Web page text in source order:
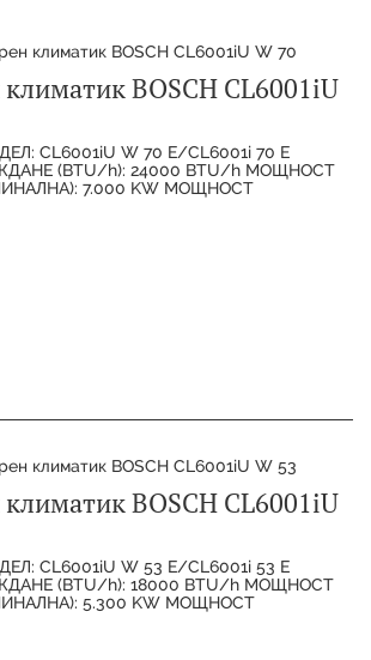
BOSCH CL6001iU
CL6001iU W 70 E/CL6001i 70 E
(BTU/h): 24000 BTU/h МОЩНОСТ
7.000 KW МОЩНОСТ
BOSCH CL6001iU
CL6001iU W 53 E/CL6001i 53 E
(BTU/h): 18000 BTU/h МОЩНОСТ
5.300 KW МОЩНОСТ